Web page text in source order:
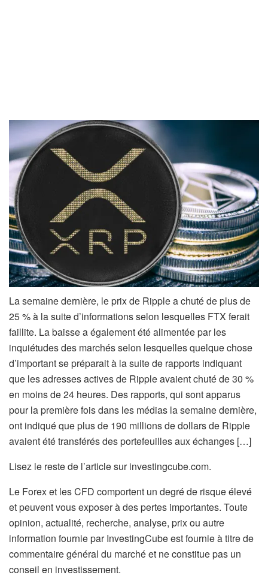
La semaine dernière, le prix de Ripple a chuté de plus de
25 % à la suite d’informations selon lesquelles FTX ferait
faillite. La baisse a également été alimentée par les
inquiétudes des marchés selon lesquelles quelque chose
d’important se préparait à la suite de rapports indiquant
que les adresses actives de Ripple avaient chuté de 30 %
en moins de 24 heures. Des rapports, qui sont apparus
pour la première fois dans les médias la semaine dernière,
ont indiqué que plus de 190 millions de dollars de Ripple
avaient été transférés des portefeuilles aux échanges […]
Lisez le reste de l’article sur investingcube.com.
Le Forex et les CFD comportent un degré de risque élevé
et peuvent vous exposer à des pertes importantes. Toute
opinion, actualité, recherche, analyse, prix ou autre
information fournie par InvestingCube est fournie à titre de
commentaire général du marché et ne constitue pas un
conseil en investissement.